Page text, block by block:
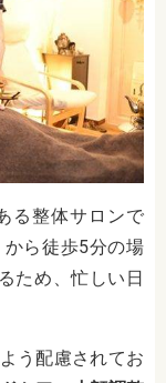
る整体サロンで
ら徒歩5分の場
ため、忙しい日
う配慮されてお